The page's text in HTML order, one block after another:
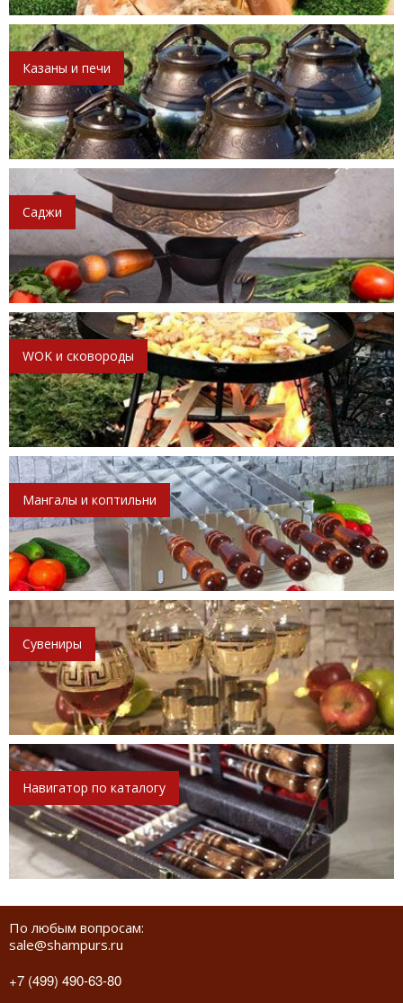
Казаны и печи
Саджи
WOK и сковороды
Мангалы и коптильни
Сувениры
Навигатор по каталогу
По любым вопросам:
sale@shampurs.ru
+7 (499) 490-63-80